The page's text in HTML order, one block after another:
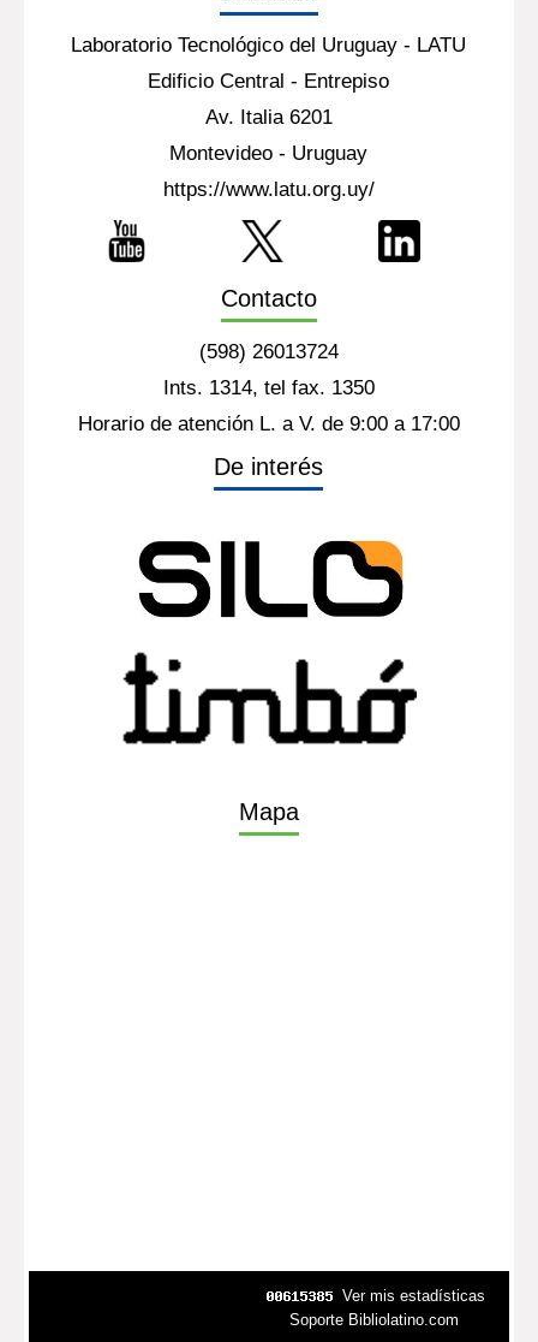
Laboratorio Tecnológico del Uruguay - LATU
Edificio Central - Entrepiso
Av. Italia 6201
Montevideo - Uruguay
https://www.latu.org.uy/
Contacto
(598) 26013724
Ints. 1314, tel fax. 1350
Horario de atención L. a V. de 9:00 a 17:00
De interés
Mapa
Ver mis estadísticas
Soporte Bibliolatino.com